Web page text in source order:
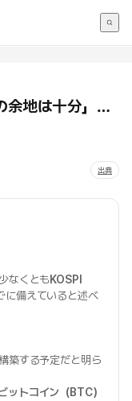
余地は十分」…
出典
なくともKOSPI
に備えていると述べ
築する予定だと明ら
ットコイン（BTC）